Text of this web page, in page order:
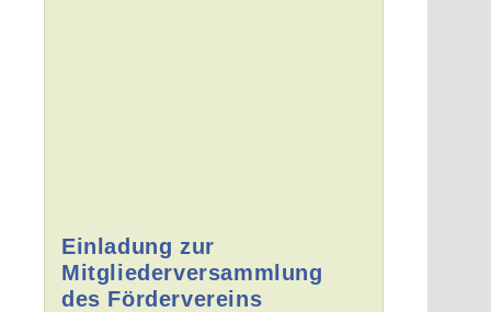
Einladung zur
Mitgliederversammlung
des Fördervereins